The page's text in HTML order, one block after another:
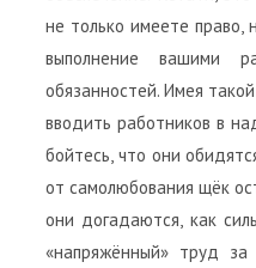
не только имеете право,
выполнение вашими
обязанностей. Имея
вводить работников в
бойтесь, что они
от самолюбования щёк
они догадаются, как
«напряжённый» труд